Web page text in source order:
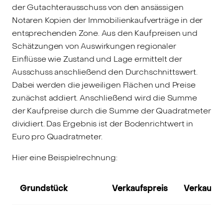
der Gutachterausschuss von den ansässigen
Notaren Kopien der Immobilienkaufverträge in der
entsprechenden Zone. Aus den Kaufpreisen und
Schätzungen von Auswirkungen regionaler
Einflüsse wie Zustand und Lage ermittelt der
Ausschuss anschließend den Durchschnittswert.
Dabei werden die jeweiligen Flächen und Preise
zunächst addiert. Anschließend wird die Summe
der Kaufpreise durch die Summe der Quadratmeter
dividiert. Das Ergebnis ist der Bodenrichtwert in
Euro pro Quadratmeter.
Hier eine Beispielrechnung:
Grundstück Verkaufspreis